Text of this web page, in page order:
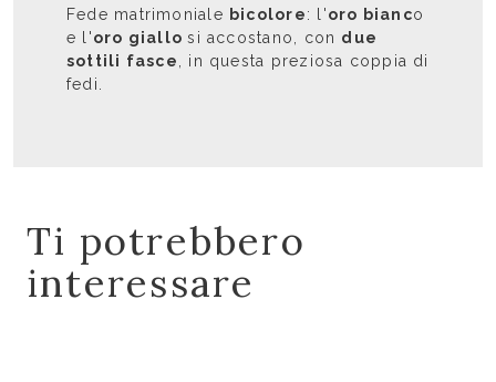
Fede matrimoniale bicolore: l'oro bianco
e l'oro giallosi accostano, con due
sottili fasce
, in questa preziosa coppia di
fedi.
Ti potrebbero
interessare